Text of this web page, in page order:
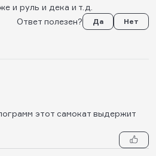
и руль и дека и т.д.
Ответ полезен?
Да Нет
этот самокат выдержит